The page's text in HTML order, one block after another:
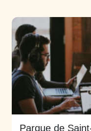
Parque de